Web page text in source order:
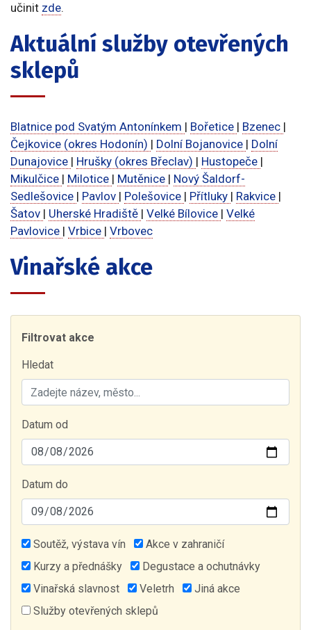
učinit zde.
Aktuální služby otevřených
sklepů
Blatnice pod Svatým Antonínkem | Bořetice | Bzenec |
Čejkovice (okres Hodonín) | Dolní Bojanovice | Dolní
Dunajovice | Hrušky (okres Břeclav) | Hustopeče |
Mikulčice | Milotice | Mutěnice | Nový Šaldorf-
Sedlešovice | Pavlov | Polešovice | Přítluky | Rakvice |
Šatov | Uherské Hradiště | Velké Bílovice | Velké
Pavlovice | Vrbice | Vrbovec
Vinařské akce
Filtrovat akce
Hledat
Datum od
Datum do
Soutěž, výstava vín
Akce v zahraničí
Kurzy a přednášky
Degustace a ochutnávky
Vinařská slavnost
Veletrh
Jiná akce
Služby otevřených sklepů